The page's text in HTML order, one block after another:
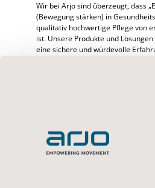
Wir bei Arjo sind überzeugt, dass
(Bewegung stärken) in
qualitativ hochwertige Pflege von
ist. Unsere Produkte und
eine sichere und würdevolle
Verletzungen und venöser
verfügen über mehr als 65 Jahre
Patienten/Bewohnern und
Außerdem setzen wir uns für
bei Menschen ein, deren Mobilität